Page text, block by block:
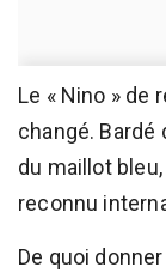
Le « Nino » de
changé.
du maillot
reconnu
De quoi